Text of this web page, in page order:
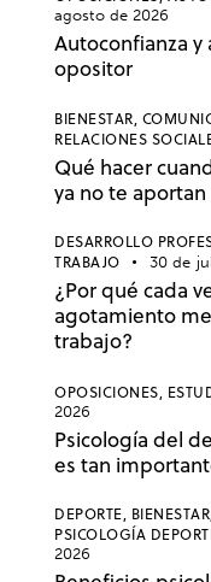
agosto de 2026
Autoconfianza
opositor
BIENESTAR,
RELACIONES
Qué hacer
ya no te
DESARROLLO
TRABAJO
30 de
¿Por qué cada
agotamiento
trabajo?
OPOSICIONES,
2026
Psicología del
es tan
DEPORTE,
PSICOLOGÍA
2026